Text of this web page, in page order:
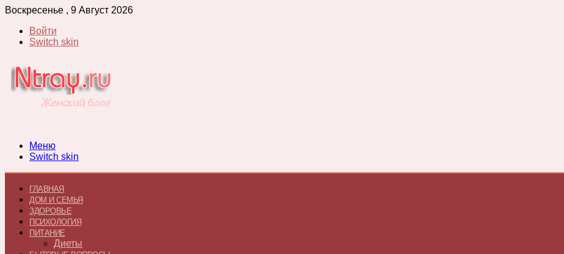
Воскресенье , 9 Август 2026
Войти
Switch skin
Меню
Switch skin
ГЛАВНАЯ
ДОМ И СЕМЬЯ
ЗДОРОВЬЕ
ПСИХОЛОГИЯ
ПИТАНИЕ
Диеты